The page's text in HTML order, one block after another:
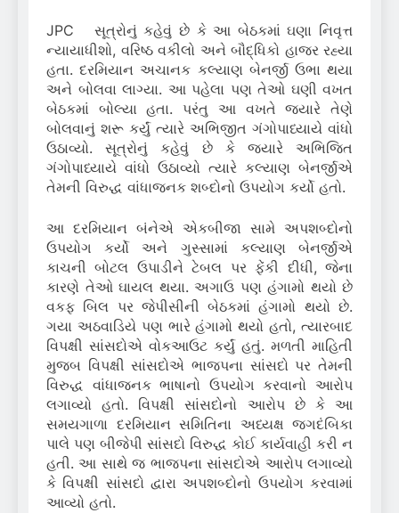
JPC સૂત્રોનું કહેવું છે કે આ બેઠકમાં ઘણા નિવૃત્ત
ન્યાયાધીશો, વરિષ્ઠ વકીલો અને બૌદ્ધિકો હાજર રહ્યા
હતા. દરમિયાન અચાનક કલ્યાણ બેનર્જી ઉભા થયા
અને બોલવા લાગ્યા. આ પહેલા પણ તેઓ ઘણી વખત
બેઠકમાં બોલ્યા હતા.
પરંતુ આ વખતે જ્યારે તેણે
બોલવાનું શરૂ કર્યું ત્યારે અભિજીત ગંગોપાધ્યાયે વાંધો
ઉઠાવ્યો.સૂત્રોનું કહેવું છે કે જ્યારે અભિજિત
ગંગોપાધ્યાયે વાંધો ઉઠાવ્યો ત્યારે કલ્યાણ બેનર્જીએ
તેમની વિરુદ્ધ વાંધાજનક શબ્દોનો ઉપયોગ કર્યો હતો.
આ દરમિયાન બંનેએ એકબીજા સામે અપશબ્દોનો
ઉપયોગ કર્યો અને ગુસ્સામાં કલ્યાણ બેનર્જીએ
કાચની બોટલ ઉપાડીને ટેબલ પર ફેંકી દીધી, જેના
કારણે તેઓ ઘાયલ થયા. અગાઉ પણ હંગામો થયો છે
વકફ બિલ પર જેપીસીની બેઠકમાં હંગામો થયો છે.
ગયા અઠવાડિયે પણ ભારે હંગામો થયો હતો, ત્યારબાદ
વિપક્ષી સાંસદોએ વોકઆઉટ કર્યું હતું. મળતી માહિતી
મુજબ વિપક્ષી સાંસદોએ ભાજપના સાંસદો પર તેમની
વિરુદ્ધ વાંધાજનક ભાષાનો ઉપયોગ કરવાનો આરોપ
લગાવ્યો હતો.
વિપક્ષી સાંસદોનો આરોપ છે કે આ
સમયગાળા દરમિયાન સમિતિના અધ્યક્ષ જગદંબિકા
પાલે પણ બીજેપી સાંસદો વિરુદ્ધ કોઈ કાર્યવાહી કરી ન
હતી. આ સાથે જ ભાજપના સાંસદોએ આરોપ લગાવ્યો
કે વિપક્ષી સાંસદો દ્વારા અપશબ્દોનો ઉપયોગ કરવામાં
આવ્યો હતો.